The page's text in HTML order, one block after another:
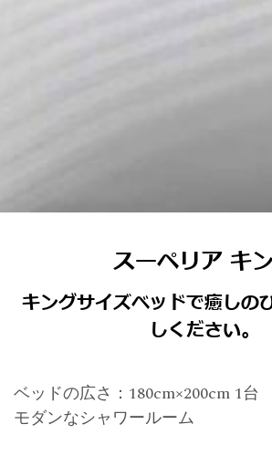
スーペリア キ
キングサイズベッドで癒しの
しください。
ベッドの広さ：180cm×200cm 1台
モダンなシャワールーム